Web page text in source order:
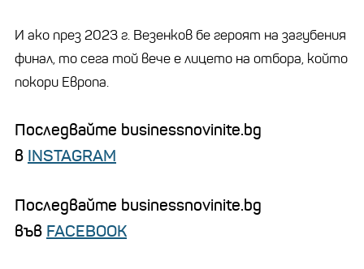
И ако през 2023 г. Везенков бе героят на загубения
финал, то сега той вече е лицето на отбора, който
покори Европа.
Последвайте businessnovinite.bg
в INSTAGRAM
Последвайте businessnovinite.bg
във FACEBOOK